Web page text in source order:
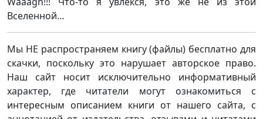
Вселенной…
Мы НЕ распространяем книгу (файлы) бесплатно для
скачки, поскольку это нарушает авторское право.
Наш сайт носит исключительно информативный
характер, где читатели могут ознакомиться с
интересным описанием книги от нашего сайта, с